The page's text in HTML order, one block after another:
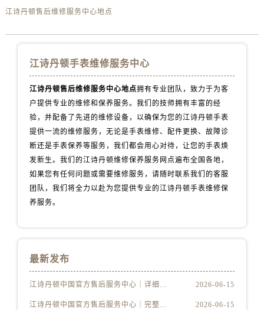
内蒙古自治区乌海市海勃湾区人民南路江诗丹顿售后服务中心（需提前预约）
山西省运城市盐湖区河东街江诗丹顿售后服务中心（需提前预约）
山西省太原市迎泽区迎泽街道解放路15号亨得利名表维修授权店3楼江诗丹顿售后服务中心（需提前预约）
江诗丹顿售后维修服务中心地点
江诗丹顿手表维修服务中心
江诗丹顿售后维修服务中心地点拥有专业团队，致力于为客
户提供专业的维修和保养服务。我们的技师拥有丰富的经
验，并配备了先进的维修设备，以确保为您的江诗丹顿手表
提供一流的维修服务，无论是手表维修、配件更换、故障诊
断还是手表保养等服务，我们都会用心对待，让您的手表焕
发新生。我们的江诗丹顿维修保养服务网点遍布全国各地，
如果您有任何问题或需要维修服务，请随时联系我们的客服
团队，我们将全力以赴为您提供专业的江诗丹顿手表维修保
养服务。
最新发布
江诗丹顿中国官方售后服务中心｜详细地址及售后服务电话权威信息公示（2026年6月最新） 2026-06-15
江诗丹顿中国官方售后服务中心｜完整地址与联系电话权威信息公示（2026年6月最新） 2026-06-15